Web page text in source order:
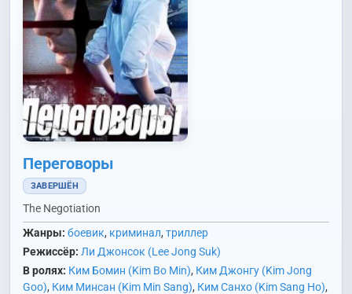
Переговоры
ЗАВЕРШЁН
The Negotiation
Жанры: боевик, криминал, триллер
Режиссёр: Ли Джонсок (Lee Jong Suk)
В ролях: Ким Бомин (Kim Bo Min), Ким Джонгу (Kim Jong
Goo), Ким Минсан (Kim Min Sang), Ким Санхо (Kim Sang Ho),